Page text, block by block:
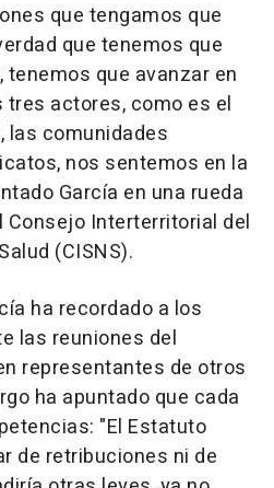
que tengamos que
que tenemos que
tenemos que avanzar en
tres actores, como es el
las comunidades
nos sentemos en la
García en una rueda
Consejo Interterritorial del
(CISNS).
ha recordado a los
las reuniones del
representantes de otros
ha apuntado que cada
"El Estatuto
de retribuciones ni de